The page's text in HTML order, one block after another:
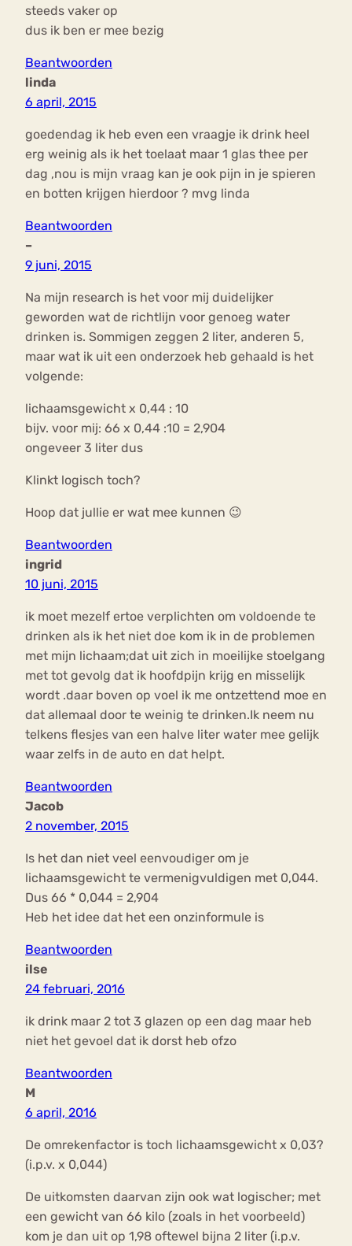
steeds vaker op
dus ik ben er mee bezig
Beantwoorden
linda
6 april, 2015
goedendag ik heb even een vraagje ik drink heel
erg weinig als ik het toelaat maar 1 glas thee per
dag ,nou is mijn vraag kan je ook pijn in je spieren
en botten krijgen hierdoor ? mvg linda
Beantwoorden
–
9 juni, 2015
Na mijn research is het voor mij duidelijker
geworden wat de richtlijn voor genoeg water
drinken is. Sommigen zeggen 2 liter, anderen 5,
maar wat ik uit een onderzoek heb gehaald is het
volgende:
lichaamsgewicht x 0,44 : 10
bijv. voor mij: 66 x 0,44 :10 = 2,904
ongeveer 3 liter dus
Klinkt logisch toch?
Hoop dat jullie er wat mee kunnen 😉
Beantwoorden
ingrid
10 juni, 2015
ik moet mezelf ertoe verplichten om voldoende te
drinken als ik het niet doe kom ik in de problemen
met mijn lichaam;dat uit zich in moeilijke stoelgang
met tot gevolg dat ik hoofdpijn krijg en misselijk
wordt .daar boven op voel ik me ontzettend moe en
dat allemaal door te weinig te drinken.Ik neem nu
telkens flesjes van een halve liter water mee gelijk
waar zelfs in de auto en dat helpt.
Beantwoorden
Jacob
2 november, 2015
Is het dan niet veel eenvoudiger om je
lichaamsgewicht te vermenigvuldigen met 0,044.
Dus 66 * 0,044 = 2,904
Heb het idee dat het een onzinformule is
Beantwoorden
ilse
24 februari, 2016
ik drink maar 2 tot 3 glazen op een dag maar heb
niet het gevoel dat ik dorst heb ofzo
Beantwoorden
M
6 april, 2016
De omrekenfactor is toch lichaamsgewicht x 0,03?
(i.p.v. x 0,044)
De uitkomsten daarvan zijn ook wat logischer; met
een gewicht van 66 kilo (zoals in het voorbeeld)
kom je dan uit op 1,98 oftewel bijna 2 liter (i.p.v.